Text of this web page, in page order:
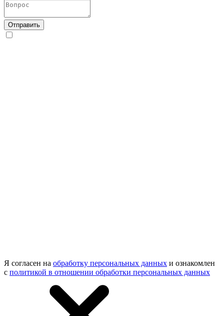
Отправить
Я согласен на обработку персональных данных и ознакомлен
с политикой в отношении обработки персональных данных